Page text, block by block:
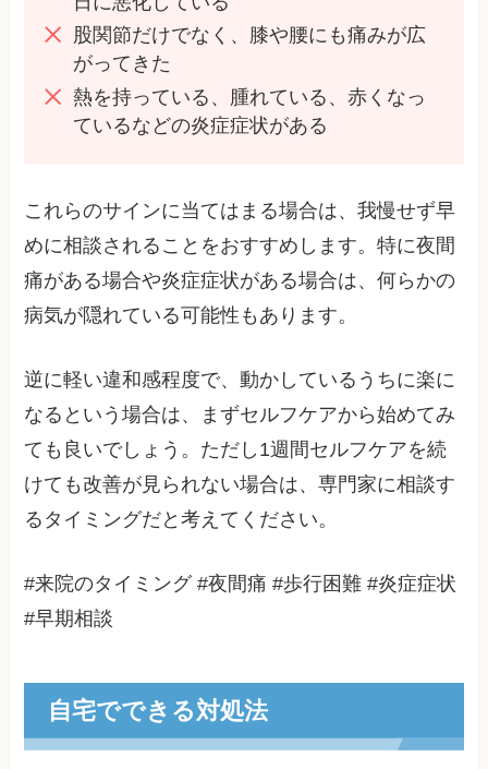
股関節だけでなく、膝や腰にも痛みが広
がってきた
熱を持っている、腫れている、赤くなっ
ているなどの炎症症状がある
これらのサインに当てはまる場合は、我慢せず早
めに相談されることをおすすめします。特に夜間
痛がある場合や炎症症状がある場合は、何らかの
病気が隠れている可能性もあります。
逆に軽い違和感程度で、動かしているうちに楽に
なるという場合は、まずセルフケアから始めてみ
ても良いでしょう。ただし1週間セルフケアを続
けても改善が見られない場合は、専門家に相談す
るタイミングだと考えてください。
#来院のタイミング #夜間痛 #歩行困難 #炎症症状
#早期相談
自宅でできる対処法